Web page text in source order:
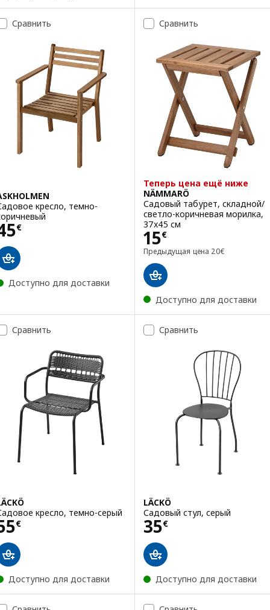
Сравнить
кресло, темно-
€ 45€
Доступно для доставки
Сравнить
Теперь цена ещё ниже
NÄMMARÖ
Садовый табурет, складной/
светло-коричневая морилка,
37x45 см
15€
Цена 15€
Предыдущая цена 20€
Предыдущая
Доступно для доставки
Сравнить
кресло, темно-серый
€ 55€
Доступно для доставки
Сравнить
LÄCKÖ
Садовый стул, серый
35€
Цена 35€
Доступно для доставки